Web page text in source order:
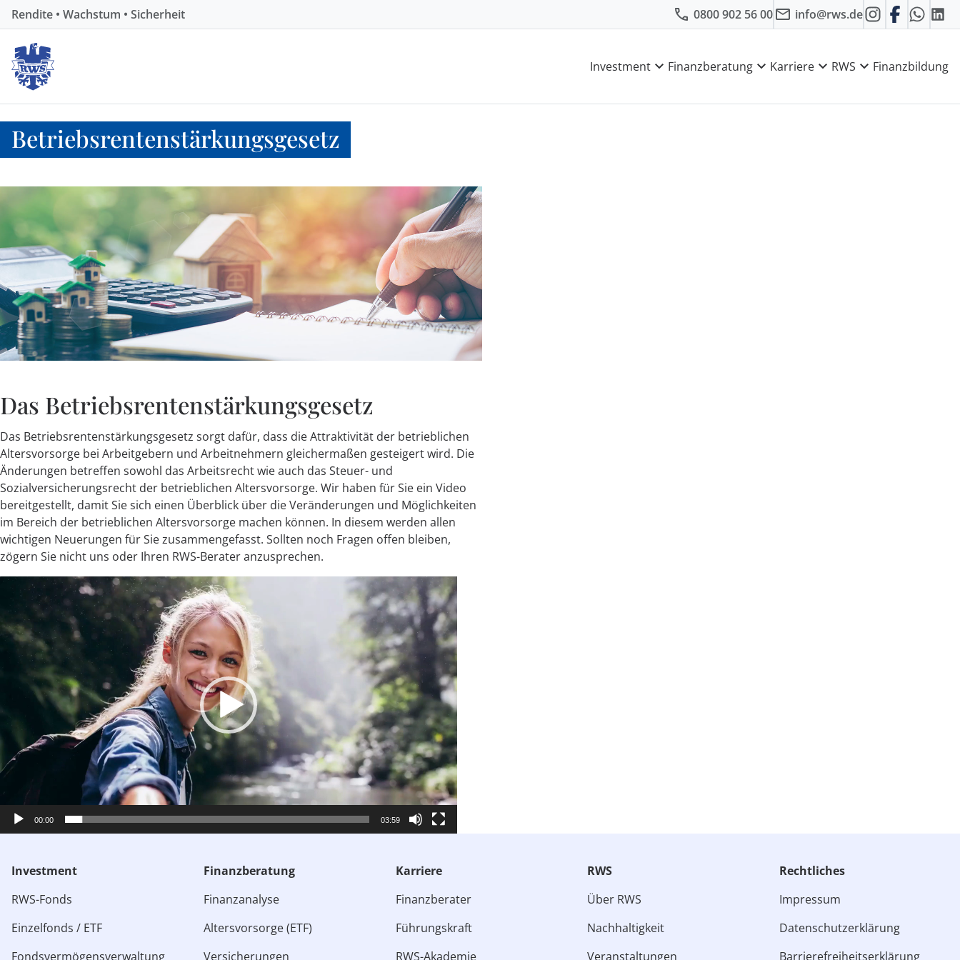
Rendite • Wachstum • Sicherheit 0800 902 56 00 info@rws.de
Investment Finanzberatung Karriere RWS Finanzbildung
Betriebsrentenstärkungsgesetz
Das Betriebsrentenstärkungsgesetz
Das Betriebsrentenstärkungsgesetz sorgt dafür, dass die Attraktivität der betrieblichen
Altersvorsorge bei Arbeitgebern und Arbeitnehmern gleichermaßen gesteigert wird. Die
Änderungen betreffen sowohl das Arbeitsrecht wie auch das Steuer- und
Sozialversicherungsrecht der betrieblichen Altersvorsorge. Wir haben für Sie ein Video
bereitgestellt, damit Sie sich einen Überblick über die Veränderungen und Möglichkeiten
im Bereich der betrieblichen Altersvorsorge machen können. In diesem werden allen
wichtigen Neuerungen für Sie zusammengefasst. Sollten noch Fragen offen bleiben,
zögern Sie nicht uns oder Ihren RWS-Berater anzusprechen.
Video-
Player
00:00 03:59
Investment
RWS-Fonds
Einzelfonds / ETF
Fondsvermögensverwaltung
Finanzberatung
Finanzanalyse
Altersvorsorge (ETF)
Versicherungen
Karriere
Finanzberater
Führungskraft
RWS-Akademie
RWS
Über RWS
Nachhaltigkeit
Veranstaltungen
Rechtliches​
Impressum
Datenschutzerklärung
Barrierefreiheitserklärung